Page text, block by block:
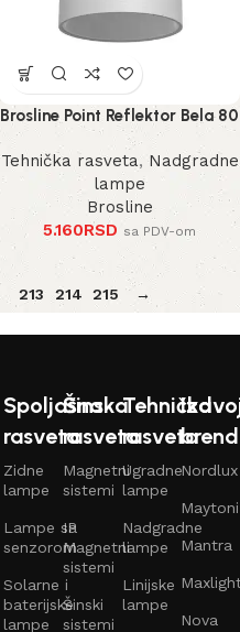
Brosline Point Reflektor Bela 80
mm 115 mm
Tehnička rasveta, Nadgradne
lampe
Brosline
5.160RSD sa PDV-om
213 214 215 →
Spoljašna
rasveta
Zidne
lampe
Lampe sa
senzorom
Solarne i
baterijske
lampe
Šinska
rasveta
Magnetni
sistemi
IP
Magnetni
sistemi
Šinski
sistemi
Tehnička
rasveta
Ugradne
lampe
Nadgradne
lampe
Linijske
lampe
Nordlux
Maytoni
Mantra
Nova